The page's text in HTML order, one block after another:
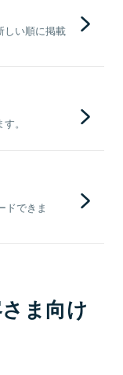
しい順に掲載
。
ドできま
ま向け